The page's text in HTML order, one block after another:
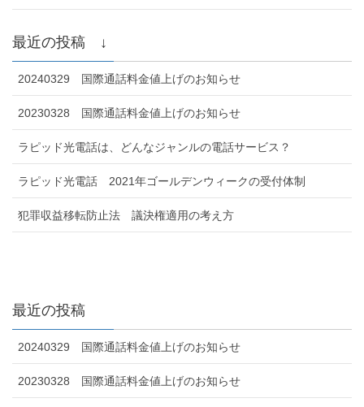
最近の投稿 ↓
20240329 国際通話料金値上げのお知らせ
20230328 国際通話料金値上げのお知らせ
ラピッド光電話は、どんなジャンルの電話サービス？
ラピッド光電話 2021年ゴールデンウィークの受付体制
犯罪収益移転防止法 議決権適用の考え方
最近の投稿
20240329 国際通話料金値上げのお知らせ
20230328 国際通話料金値上げのお知らせ